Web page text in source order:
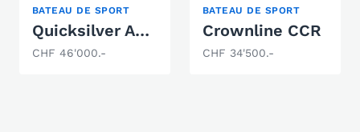
BATEAU DE SPORT
Quicksilver Activ 605 Sundeck
CHF 46'000.-
BATEAU DE SPORT
Crownline CCR
CHF 34'500.-